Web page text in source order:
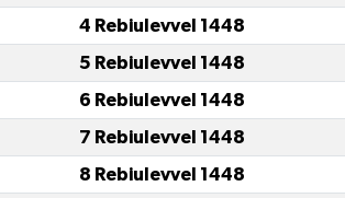
4 Rebiulevvel 1448
5 Rebiulevvel 1448
6 Rebiulevvel 1448
7 Rebiulevvel 1448
8 Rebiulevvel 1448